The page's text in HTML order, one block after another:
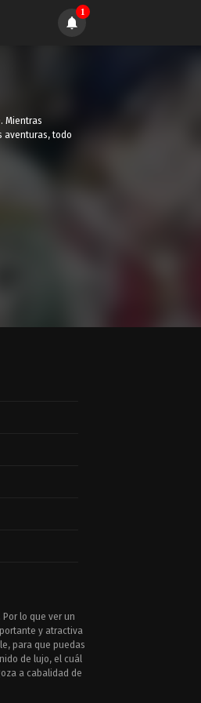
1
Mientras
aventuras, todo
lo que ver un
y atractiva
para que puedas
de lujo, el cuál
a cabalidad de